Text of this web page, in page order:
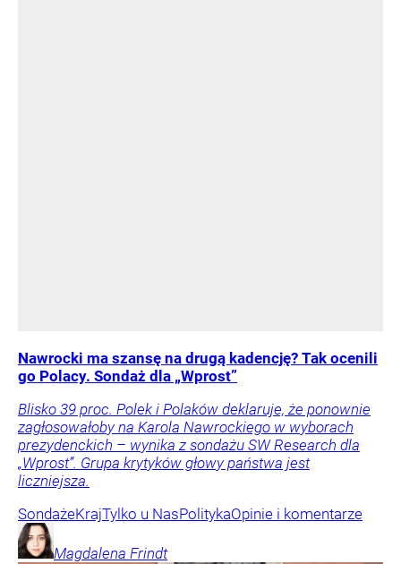
Nawrocki ma szansę na drugą kadencję? Tak ocenili
go Polacy. Sondaż dla „Wprost”
Blisko 39 proc. Polek i Polaków deklaruje, że ponownie
zagłosowałoby na Karola Nawrockiego w wyborach
prezydenckich – wynika z sondażu SW Research dla
„Wprost”. Grupa krytyków głowy państwa jest
liczniejsza.
SondażeKrajTylko u NasPolitykaOpinie i komentarze
Magdalena Frindt